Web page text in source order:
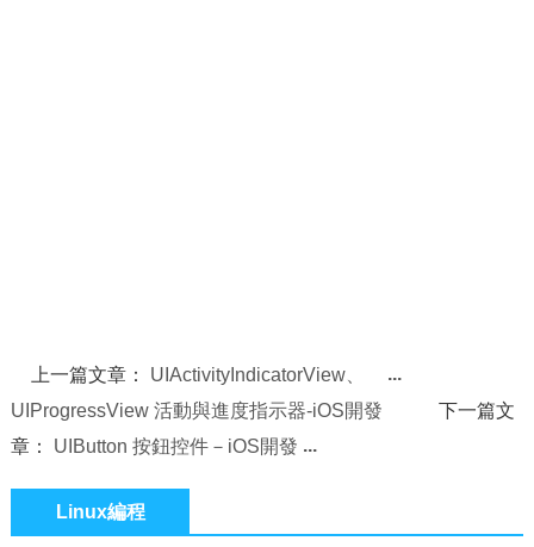
上一篇文章： UIActivityIndicatorView、
UIProgressView 活動與進度指示器-iOS開發
下一篇文
章： UIButton 按鈕控件－iOS開發
Linux編程